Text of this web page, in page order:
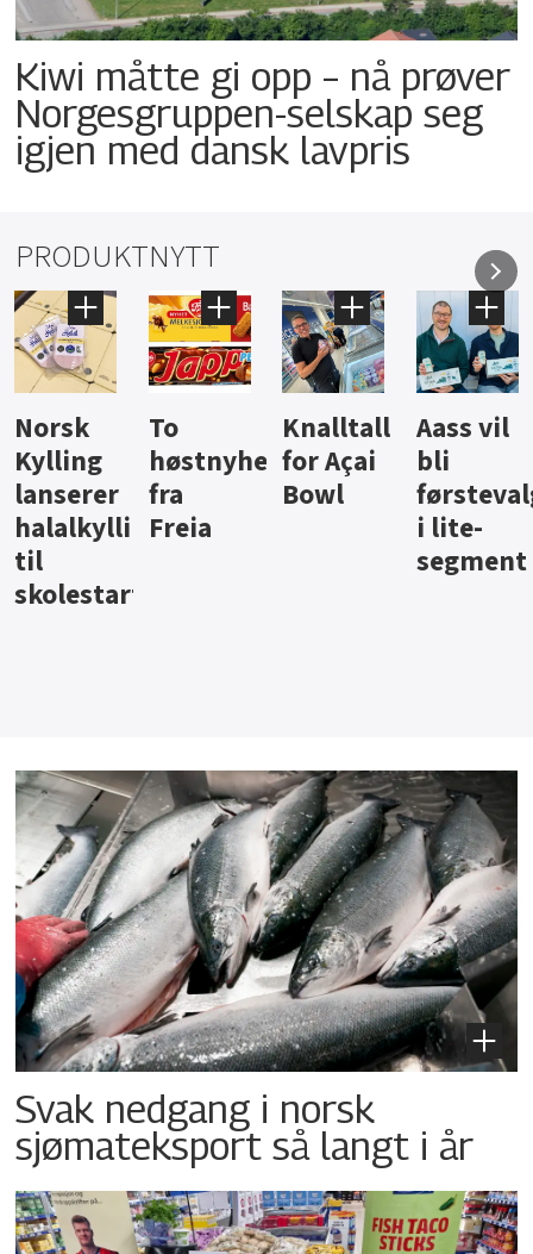
Kiwi måtte gi opp – nå prøver
Norgesgruppen-selskap seg
igjen med dansk lavpris
PRODUKTNYTT
Knalltall
for Açai
Bowl
Aass vil
bli
førstevalg
i lite-
Brus og
jus fra
Berentsen
Hard
iste fra
Hansa
Svak nedgang i norsk
sjømateksport så langt i år